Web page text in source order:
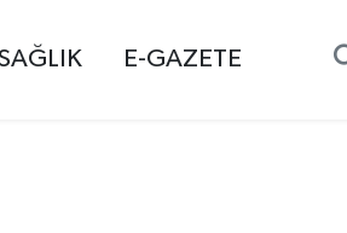
E-GAZETE